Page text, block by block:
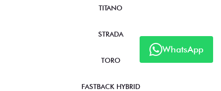
WhatsApp
TITANO
STRADA
TORO
FASTBACK HYBRID